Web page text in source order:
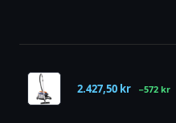
2.427,50 kr −572 kr